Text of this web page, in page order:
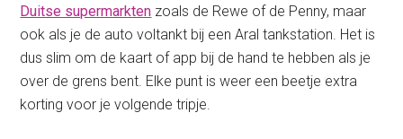
Duitse supermarkten zoals de Rewe of de Penny, maar
ook als je de auto voltankt bij een Aral tankstation. Het is
dus slim om de kaart of app bij de hand te hebben als je
over de grens bent. Elke punt is weer een beetje extra
korting voor je volgende tripje.